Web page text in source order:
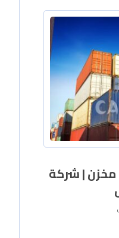
مخزن | شركة